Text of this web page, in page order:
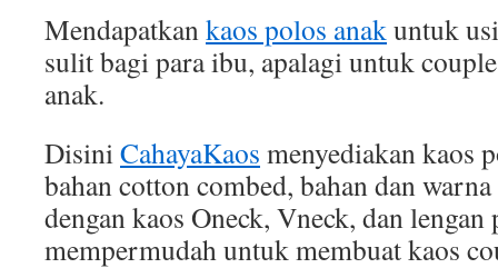
Mendapatkan kaos polos anak untuk
sulit bagi para ibu, apalagi untuk
anak.
Disini CahayaKaos menyediakan kaos
bahan cotton combed, bahan dan
dengan kaos Oneck, Vneck, dan
mempermudah untuk membuat kaos